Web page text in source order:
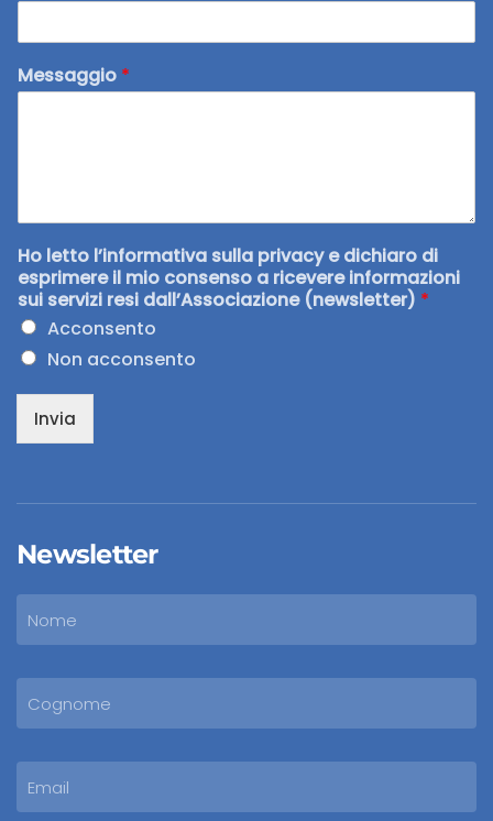
Messaggio *
Ho letto l’informativa sulla privacy e dichiaro di
esprimere il mio consenso a ricevere informazioni
sui servizi resi dall’Associazione (newsletter) *
Acconsento
Non acconsento
Invia
Newsletter